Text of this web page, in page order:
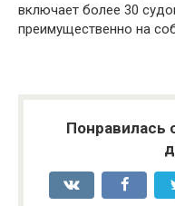
включает более 30
преимущественно на
Понравилась